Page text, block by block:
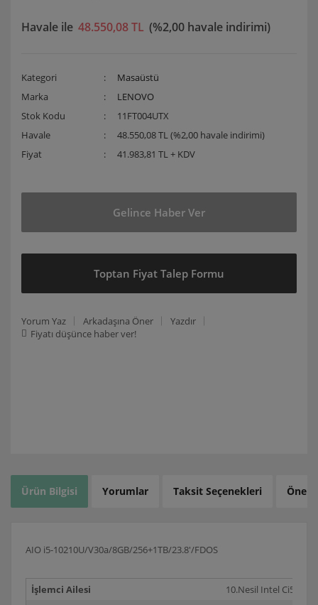
Havale ile 48.550,08 TL (%2,00 havale indirimi)
Kategori
Masaüstü
Marka
LENOVO
Stok Kodu
11FT004UTX
Havale
48.550,08 TL (%2,00 havale indirimi)
Fiyat
41.983,81 TL + KDV
Gelince Haber Ver
Toptan Fiyat Talep Formu
Yorum Yaz Arkadaşına Öner
Yazdır
Fiyatı düşünce haber ver!
Ürün Bilgisi Yorumlar Taksit Seçenekleri
AIO i5-10210U/V30a/8GB/256+1TB/23.8'/FDOS
İşlemci Ailesi
10.Nesil Intel Ci5